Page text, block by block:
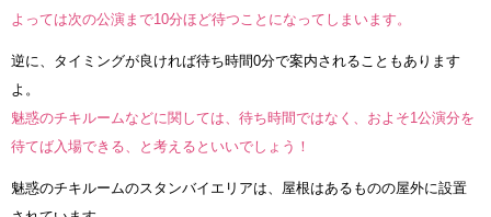
よっては次の公演まで10分ほど待つことになってしまいます。
逆に、タイミングが良ければ待ち時間0分で案内されることもあります
よ。
魅惑のチキルームなどに関しては、待ち時間ではなく、およそ1公演分を
待てば入場できる、と考えるといいでしょう！
魅惑のチキルームのスタンバイエリアは、屋根はあるものの屋外に設置